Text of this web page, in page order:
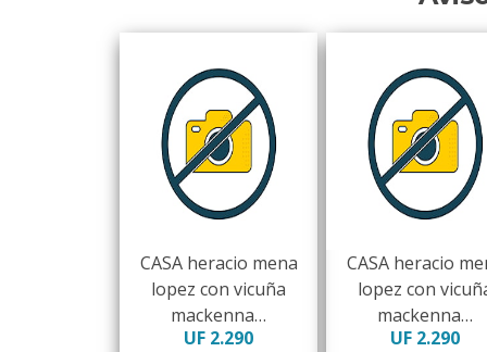
CASA heracio mena
lopez con vicuña
mackenna…
UF 2.290
CASA heracio
lopez con
mackenna…
UF 2.290